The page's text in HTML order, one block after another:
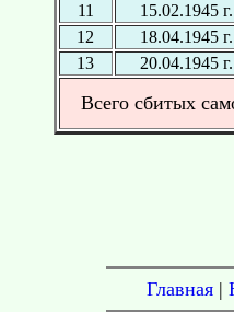
11
15.02.1945 г.
12
18.04.1945 г.
13
20.04.1945 г.
Всего сбитых
Главная |